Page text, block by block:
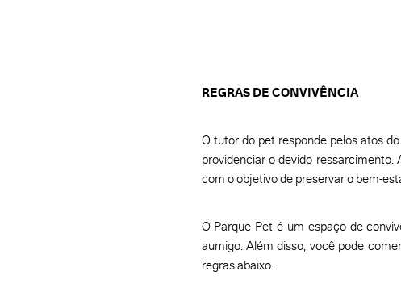
REGRAS DE CONVIVÊNCIA
O tutor do pet responde pelos atos
providenciar o devido
com o objetivo de preservar o bem-
O Parque Pet é um espaço de
aumigo. Além disso, você pode
regras abaixo.